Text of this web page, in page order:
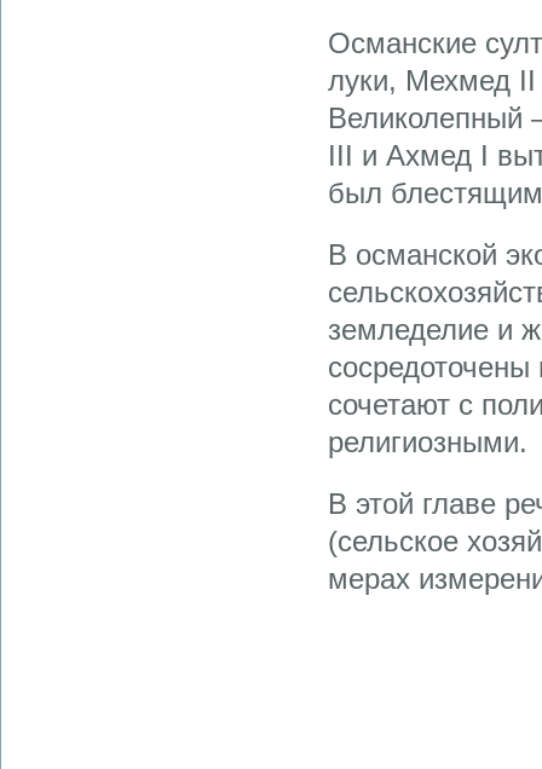
Османские
луки, Мехмед
Великолепный
III и Ахмед I
был
В османской
земледелие и
сочетают с
религиозными.
В этой главе
(сельское
мерах